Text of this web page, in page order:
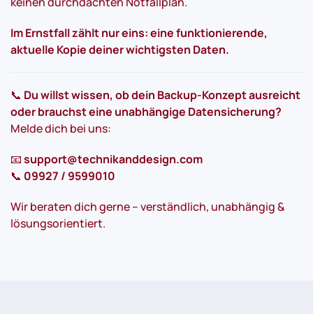
Im Ernstfall zählt nur eins: eine funktionierende,
aktuelle Kopie deiner wichtigsten Daten.
📞 Du willst wissen, ob dein Backup-Konzept ausreicht
oder brauchst eine unabhängige Datensicherung?
Melde dich bei uns:
📧support@technikanddesign.com
📞 09927 / 9599010
Wir beraten dich gerne – verständlich, unabhängig &
lösungsorientiert.